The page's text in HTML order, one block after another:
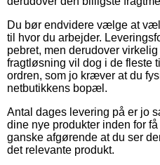
Du bør endvidere vælge at
til hvor du arbejder.
pebret, men derudover
fragtløsning vil dog i de
ordren, som jo kræver at du
netbutikkens bopæl.
Antal dages levering på er jo
dine nye produkter inden for
ganske afgørende at du ser
det relevante produkt.